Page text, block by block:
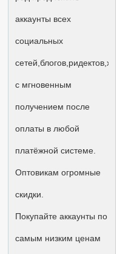
аккаунты всех
социальных
сетей,блогов,ридектов,хостов
с мгновенным
получением после
оплаты в любой
платёжной системе.
Оптовикам огромные
скидки.
Покупайте аккаунты по
самым низким ценам